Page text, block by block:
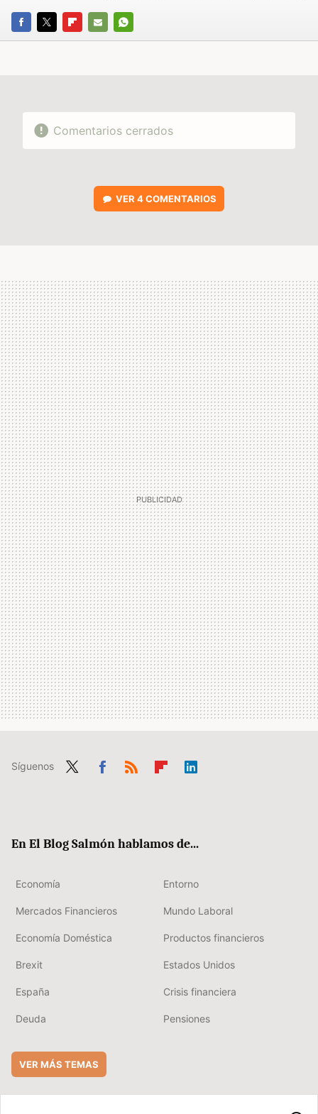
FACEBOOK
TWITTERFLIPBOARD
E-
WHATSAPP
Comentarios cerrados
VER 4 COMENTARIOS
Síguenos
En El Blog Salmón hablamos de...
Economía Entorno
Mercados Financieros Mundo Laboral
Economía Doméstica Productos financieros
Brexit Estados Unidos
España Crisis financiera
Deuda Pensiones
VER MÁS TEMAS